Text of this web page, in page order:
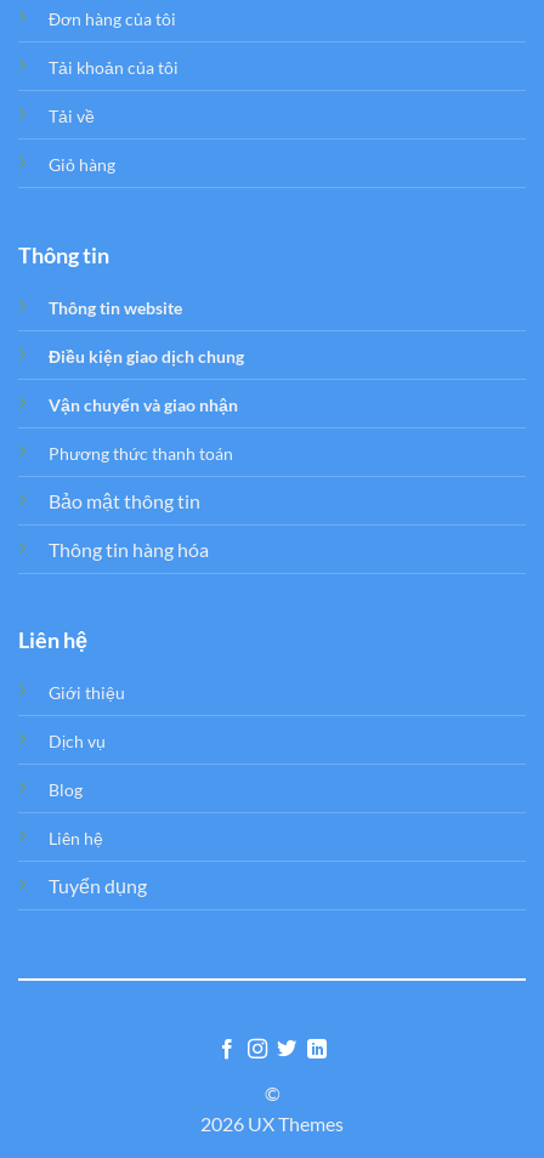
Đơn hàng của tôi
Tải khoản của tôi
Tải về
Giỏ hàng
Thông tin
Thông tin website
Điều kiện giao dịch chung
Vận chuyển và giao nhận
Phương thức thanh toán
Bảo mật thông tin
Thông tin hàng hóa
Liên hệ
Giới thiệu
Dịch vụ
Blog
Liên hệ
Tuyển dụng
©
2026 UX Themes